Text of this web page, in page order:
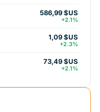
586,99 $US
+2.1%
1,09 $US
+2.3%
73,49 $US
+2.1%